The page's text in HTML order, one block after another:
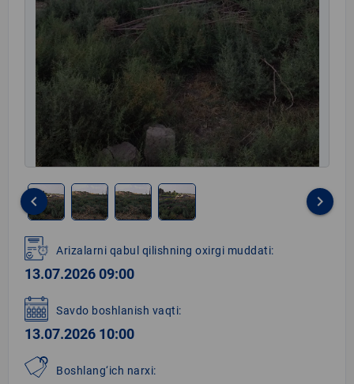
1
of
4
keyboard_arrow_left keyboard_arrow_right
Arizalarni qabul qilishning oxirgi muddati:
13.07.2026 09:00
Savdo boshlanish vaqti:
13.07.2026 10:00
Boshlang‘ich narxi: